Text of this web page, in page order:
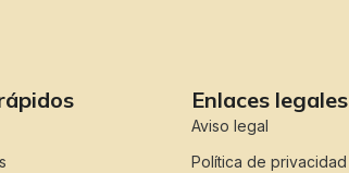
Enlaces legales
Aviso legal
Política de privacidad